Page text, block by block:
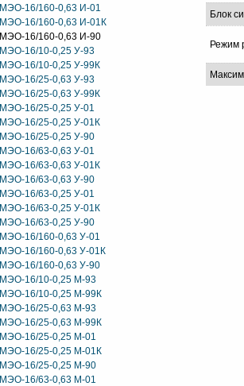
МЭО-16/160-0,63 И-01
МЭО-16/160-0,63 И-01К
МЭО-16/160-0,63 И-90
МЭО-16/10-0,25 У-93
МЭО-16/10-0,25 У-99К
МЭО-16/25-0,63 У-93
МЭО-16/25-0,63 У-99К
МЭО-16/25-0,25 У-01
МЭО-16/25-0,25 У-01К
МЭО-16/25-0,25 У-90
МЭО-16/63-0,63 У-01
МЭО-16/63-0,63 У-01К
МЭО-16/63-0,63 У-90
МЭО-16/63-0,25 У-01
МЭО-16/63-0,25 У-01К
МЭО-16/63-0,25 У-90
МЭО-16/160-0,63 У-01
МЭО-16/160-0,63 У-01К
МЭО-16/160-0,63 У-90
МЭО-16/10-0,25 М-93
МЭО-16/10-0,25 М-99К
МЭО-16/25-0,63 М-93
МЭО-16/25-0,63 М-99К
МЭО-16/25-0,25 М-01
МЭО-16/25-0,25 М-01К
МЭО-16/25-0,25 М-90
МЭО-16/63-0,63 М-01
Блок
Режим